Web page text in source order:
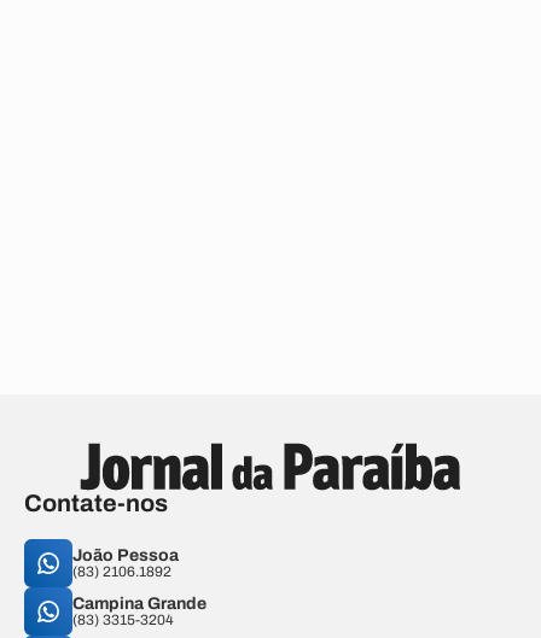
Contate-nos
João Pessoa
(83) 2106.1892
Campina Grande
(83) 3315-3204